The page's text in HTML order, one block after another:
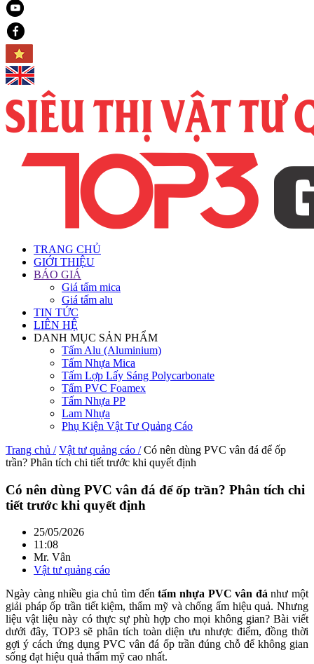
TRANG CHỦ
GIỚI THIỆU
BÁO GIÁ
Giá tấm mica
Giá tấm alu
TIN TỨC
LIÊN HỆ
DANH MỤC SẢN PHẨM
Tấm Alu (Aluminium)
Tấm Nhựa Mica
Tấm Lợp Lấy Sáng Polycarbonate
Tấm PVC Foamex
Tấm Nhựa PP
Lam Nhựa
Phụ Kiện Vật Tư Quảng Cáo
Trang chủ / Vật tư quảng cáo / Có nên dùng PVC vân đá để ốp
trần? Phân tích chi tiết trước khi quyết định
Có nên dùng PVC vân đá để ốp trần? Phân tích chi
tiết trước khi quyết định
25/05/2026
11:08
Mr. Vân
Vật tư quảng cáo
Ngày càng nhiều gia chủ tìm đếntấm nhựa PVC vân đánhư một
giải pháp ốp trần tiết kiệm, thẩm mỹ và chống ẩm hiệu quả. Nhưng
liệu vật liệu này có thực sự phù hợp cho mọi không gian? Bài viết
dưới đây, TOP3 sẽ phân tích toàn diện ưu nhược điểm, đồng thời
gợi ý cách ứng dụng PVC vân đá ốp trần đúng chỗ để không gian
sống đạt hiệu quả thẩm mỹ cao nhất.